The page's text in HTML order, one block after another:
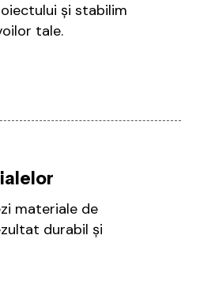
și stabilim
tale.
materiale de
durabil și